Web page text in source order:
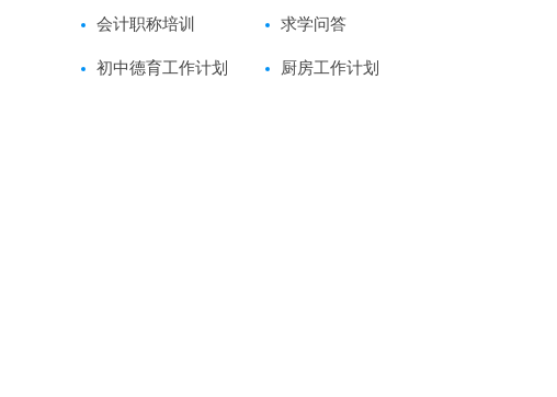
会计职称培训 求学问答
初中德育工作计划 厨房工作计划